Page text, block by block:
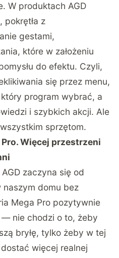
W produktach AGD
pokrętła z
gestami,
które w założeniu
do efektu. Czyli,
się przez menu,
program wybrać, a
i szybkich akcji. Ale
sprzętom.
Więcej przestrzeni
zaczyna się od
domu bez
Mega Pro pozytywnie
— nie chodzi o to, żeby
bryłę, tylko żeby w tej
więcej realnej